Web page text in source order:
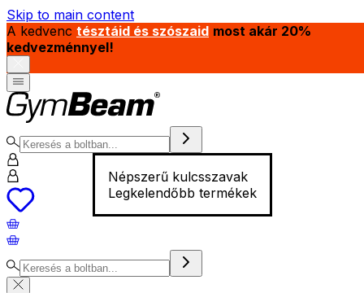
Skip to main content
A kedvenc tésztáid és szószaid most akár 20%
kedvezménnyel!
Népszerű kulcsszavak
Legkelendőbb termékek